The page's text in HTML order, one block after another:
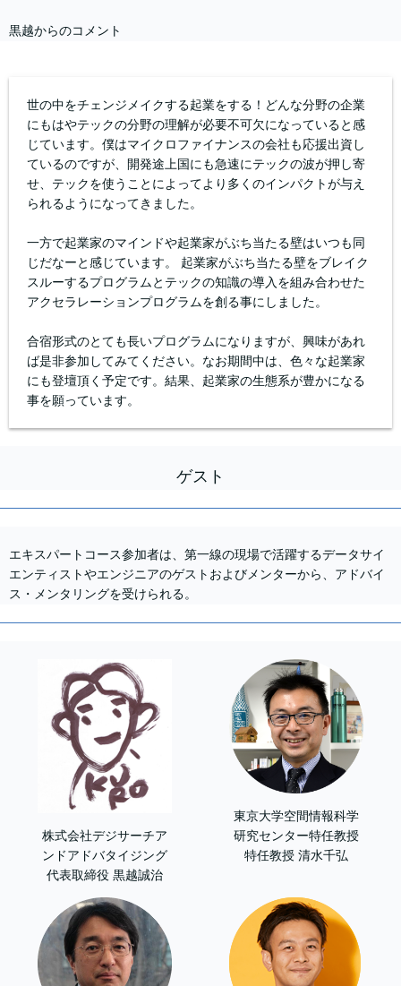
黒越からのコメント
世の中をチェンジメイクする起業をする！どんな分野の企業
にもはやテックの分野の理解が必要不可欠になっていると感
じています。僕はマイクロファイナンスの会社も応援出資し
ているのですが、開発途上国にも急速にテックの波が押し寄
せ、テックを使うことによってより多くのインパクトが与え
られるようになってきました。
一方で起業家のマインドや起業家がぶち当たる壁はいつも同
じだなーと感じています。 起業家がぶち当たる壁をブレイク
スルーするプログラムとテックの知識の導入を組み合わせた
アクセラレーションプログラムを創る事にしました。
合宿形式のとても長いプログラムになりますが、興味があれ
ば是非参加してみてください。なお期間中は、色々な起業家
にも登壇頂く予定です。結果、起業家の生態系が豊かになる
事を願っています。
ゲスト
エキスパートコース参加者は、第一線の現場で活躍するデータサイ
エンティストやエンジニアのゲストおよびメンターから、アドバイ
ス・メンタリングを受けられる。
株式会社デジサーチア
ンドアドバタイジング
代表取締役 黒越誠治
東京大学空間情報科学
研究センター特任教授
特任教授 清水千弘